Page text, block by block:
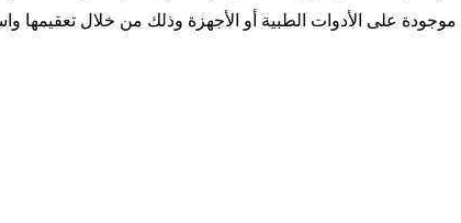
موجودة على الأدوات الطبية أو الأجهزة وذلك من خلال